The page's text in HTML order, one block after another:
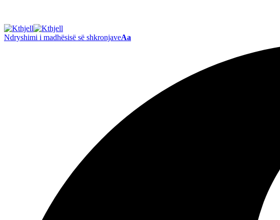
Ndryshimi i madhësisë së shkronjaveAa